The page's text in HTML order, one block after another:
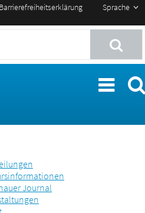
Sprache
Barrierefreiheitserklärung
Journal